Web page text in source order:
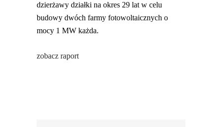
dzierżawy działki na okres 29 lat w celu
budowy dwóch farmy fotowoltaicznych o
mocy 1 MW każda.
zobacz raport